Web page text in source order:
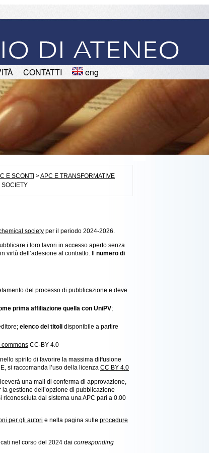
CONTATTI eng
E SCONTI >APC E TRANSFORMATIVE
society per il periodo 2024-2026.
i loro lavori in accesso aperto senza
virtù dell’adesione al contratto. Il numero di
del processo di pubblicazione e deve
prima affiliazione quella con UniPV;
elenco dei titoli disponibile a partire
CC-BY 4.0
spirito di favorire la massima diffusione
si raccomanda l’uso della licenza CC BY 4.0
una mail di conferma di approvazione,
gestione dell’opzione di pubblicazione
riconosciuta dal sistema una APC pari a 0.00
per gli autori e nella pagina sulle procedure
nel corso del 2024 dai corresponding